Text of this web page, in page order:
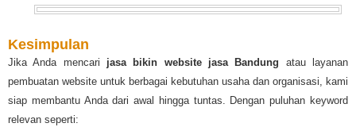
Kesimpulan
Jika Anda mencari jasa bikin website jasa Bandung atau layanan
pembuatan website untuk berbagai kebutuhan usaha dan organisasi, kami
siap membantu Anda dari awal hingga tuntas. Dengan puluhan keyword
relevan seperti: